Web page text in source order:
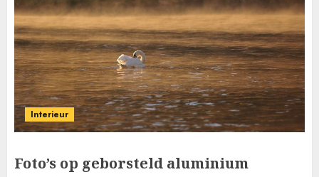
Interieur
Foto’s op geborsteld aluminium